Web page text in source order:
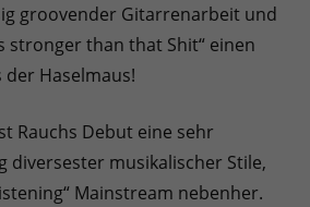
groovender Gitarrenarbeit und
stronger than that Shit“ einen
Haselmaus!
Rauchs Debut eine sehr
diversester musikalischer Stile,
Mainstream nebenher.